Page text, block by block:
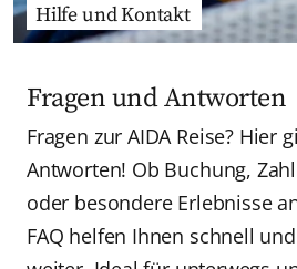
Hilfe und Kontakt
Fragen und Antworten
Fragen zur AIDA Reise? Hier
Antworten! Ob Buchung,
oder besondere Erlebnisse
FAQ helfen Ihnen schnell